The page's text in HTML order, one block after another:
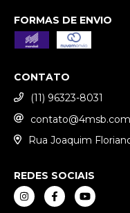
FORMAS DE ENVIO
CONTATO
(11) 96323-8031
contato@4msb.com
Rua Joaquim
REDES SOCIAIS